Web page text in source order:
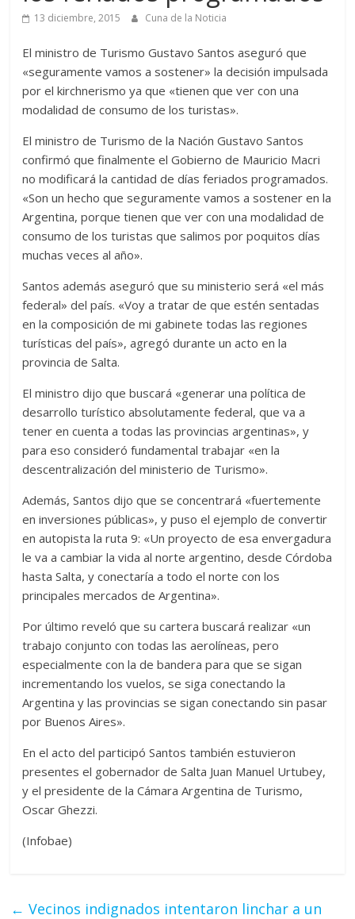
13 diciembre, 2015 Cuna de la Noticia
El ministro de Turismo Gustavo Santos aseguró que
«seguramente vamos a sostener» la decisión impulsada
por el kirchnerismo ya que «tienen que ver con una
modalidad de consumo de los turistas».
El ministro de Turismo de la Nación Gustavo Santos
confirmó que finalmente el Gobierno de Mauricio Macri
no modificará la cantidad de días feriados programados.
«Son un hecho que seguramente vamos a sostener en la
Argentina, porque tienen que ver con una modalidad de
consumo de los turistas que salimos por poquitos días
muchas veces al año».
Santos además aseguró que su ministerio será «el más
federal» del país. «Voy a tratar de que estén sentadas
en la composición de mi gabinete todas las regiones
turísticas del país», agregó durante un acto en la
provincia de Salta.
El ministro dijo que buscará «generar una política de
desarrollo turístico absolutamente federal, que va a
tener en cuenta a todas las provincias argentinas», y
para eso consideró fundamental trabajar «en la
descentralización del ministerio de Turismo».
Además, Santos dijo que se concentrará «fuertemente
en inversiones públicas», y puso el ejemplo de convertir
en autopista la ruta 9: «Un proyecto de esa envergadura
le va a cambiar la vida al norte argentino, desde Córdoba
hasta Salta, y conectaría a todo el norte con los
principales mercados de Argentina».
Por último reveló que su cartera buscará realizar «un
trabajo conjunto con todas las aerolíneas, pero
especialmente con la de bandera para que se sigan
incrementando los vuelos, se siga conectando la
Argentina y las provincias se sigan conectando sin pasar
por Buenos Aires».
En el acto del participó Santos también estuvieron
presentes el gobernador de Salta Juan Manuel Urtubey,
y el presidente de la Cámara Argentina de Turismo,
Oscar Ghezzi.
(Infobae)
← Vecinos indignados intentaron linchar a un